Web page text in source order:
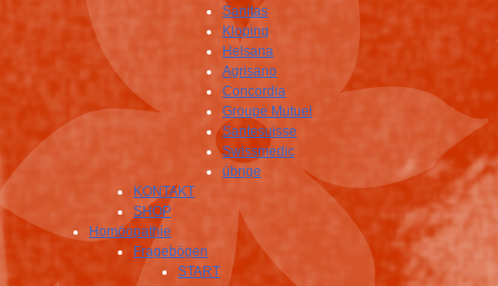
Sanitas
Kloping
Helsana
Agrisano
Concordia
Groupe Mutuel
Santesuisse
Swissmedic
übrige
KONTAKT
SHOP
Homöopathie
Fragebögen
START